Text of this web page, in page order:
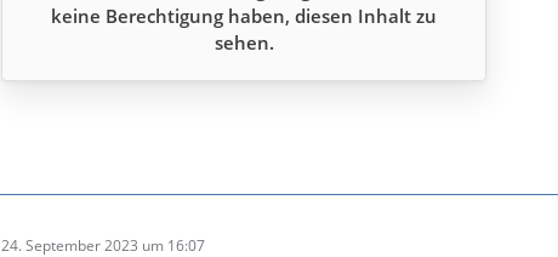
keine Berechtigung haben, diesen Inhalt zu
sehen.
24. September 2023 um 16:07